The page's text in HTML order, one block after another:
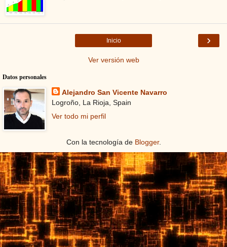
›
Inicio
Ver versión web
Datos personales
Alejandro San Vicente Navarro
Logroño, La Rioja, Spain
Ver todo mi perfil
Con la tecnología de Blogger.